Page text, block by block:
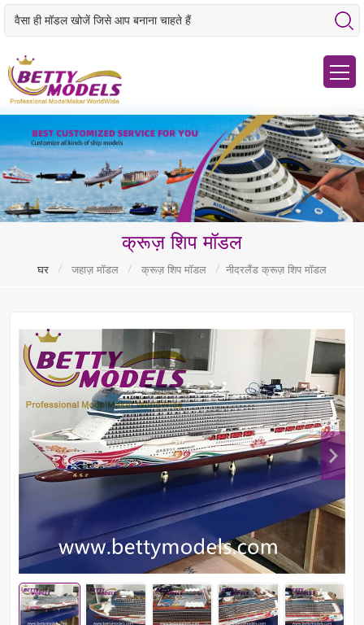
क्रूज़ शिप मॉडल
घर / जहाज़ मॉडल / क्रूज़ शिप मॉडल / नीदरलैंड क्रूज़ शिप मॉडल